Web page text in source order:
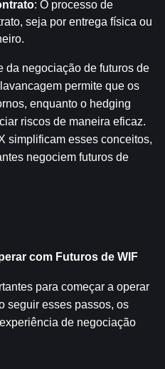
: O processo de
seja por entrega física ou
da negociação de futuros de
permite que os
enquanto o hedging
riscos de maneira eficaz.
simplificam esses conceitos,
negociem futuros de
com Futuros de WIF
para começar a operar
seguir esses passos, os
de negociação